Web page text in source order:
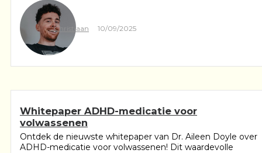
Christiaan 10/09/2025
Whitepaper ADHD-medicatie voor
volwassenen
Ontdek de nieuwste whitepaper van Dr. Aileen Doyle over
ADHD-medicatie voor volwassenen! Dit waardevolle